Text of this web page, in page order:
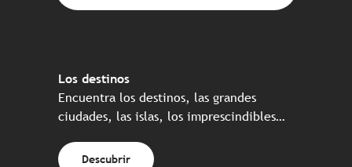
Los destinos
Encuentra los destinos, las grandes
ciudades, las islas, los imprescindibles…
Descubrir